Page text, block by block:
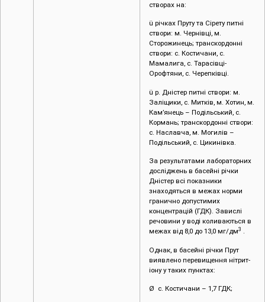
створах на:
ü річках Пруту та Сірету питні
створи: м. Чернівці, м.
Сторожинець; транскордонні
створи: с. Костичани, с.
Мамалига, с. Тарасівці-
Орофтяни, с. Черепківці.
ü р. Дністер питні створи: м.
Заліщики, с. Митків, м. Хотин, м.
Кам’янець – Подільський, с.
Кормань; транскордонні створи:
с. Наславча, м. Могилів –
Подільський, с. Цикинівка.
За результатами лабораторних
досліджень в басейні річки
Дністер всі показники
знаходяться в межах норми
гранично допустимих
концентрацій (ГДК). Завислі
речовини у воді коливаються в
межах від 8,0 до 13,0 мг/дм3 .
Однак, в басейні річки Прут
виявлено перевищення нітрит-
іону у таких пунктах:
Ø с. Костичани – 1,7 ГДК;